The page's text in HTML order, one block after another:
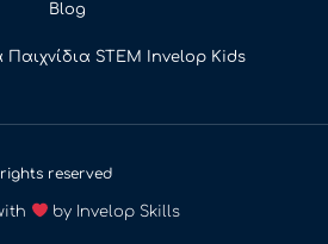
Blog
Παιχνίδια STEM Invelop Kids
reserved
by Invelop Skills